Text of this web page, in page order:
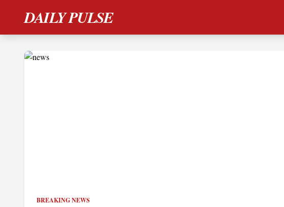
DAILY PULSE
BREAKING NEWS